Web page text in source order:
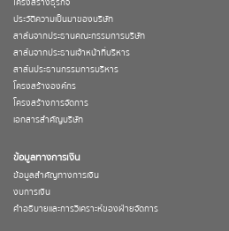
โครงสร้างธุรกิจ
ประวัติความเป็นมาของบริษัท
สาส์นจากประธานคณะกรรมการบริษัท
สาส์นจากประธานเจ้าหน้าที่บริหาร
สาส์นประธานกรรมการบริหาร
โครงสร้างองค์กร
โครงสร้างการจัดการ
เอกสารสำคัญบริษัท
ข้อมูลทางการเงิน
ข้อมูลสำคัญทางการเงิน
งบการเงิน
คำอธิบายและการวิเคราะห์ของฝ่ายจัดการ